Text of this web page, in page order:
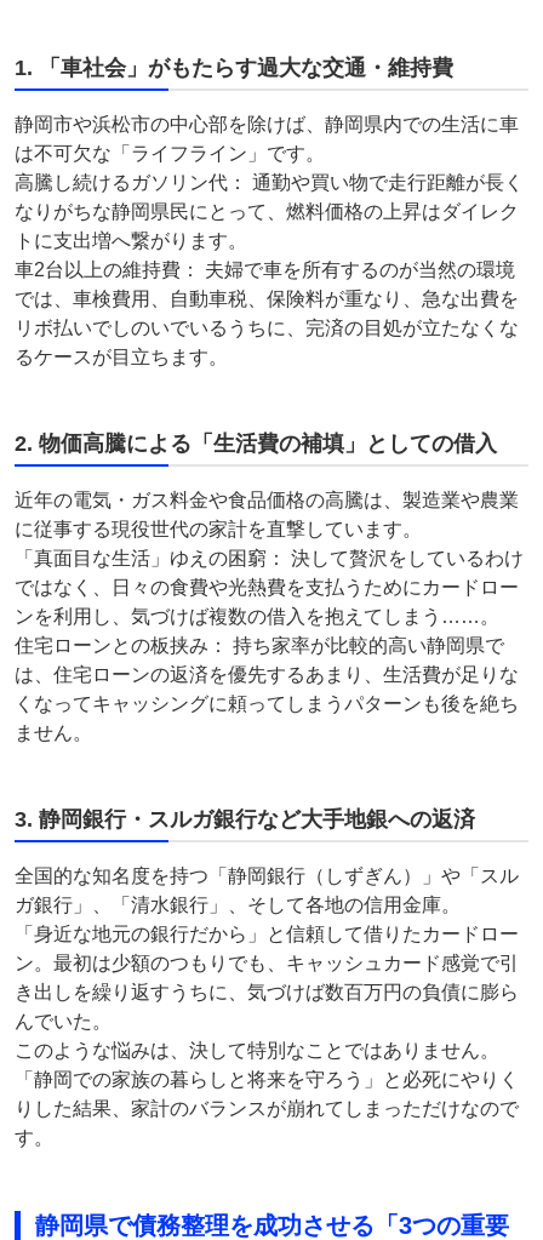
1. 「車社会」がもたらす過大な交通・維持費
静岡市や浜松市の中心部を除けば、静岡県内での生活に車
は不可欠な「ライフライン」です。
高騰し続けるガソリン代： 通勤や買い物で走行距離が長く
なりがちな静岡県民にとって、燃料価格の上昇はダイレク
トに支出増へ繋がります。
車2台以上の維持費： 夫婦で車を所有するのが当然の環境
では、車検費用、自動車税、保険料が重なり、急な出費を
リボ払いでしのいでいるうちに、完済の目処が立たなくな
るケースが目立ちます。
2. 物価高騰による「生活費の補填」としての借入
近年の電気・ガス料金や食品価格の高騰は、製造業や農業
に従事する現役世代の家計を直撃しています。
「真面目な生活」ゆえの困窮： 決して贅沢をしているわけ
ではなく、日々の食費や光熱費を支払うためにカードロー
ンを利用し、気づけば複数の借入を抱えてしまう……。
住宅ローンとの板挟み： 持ち家率が比較的高い静岡県で
は、住宅ローンの返済を優先するあまり、生活費が足りな
くなってキャッシングに頼ってしまうパターンも後を絶ち
ません。
3. 静岡銀行・スルガ銀行など大手地銀への返済
全国的な知名度を持つ「静岡銀行（しずぎん）」や「スル
ガ銀行」、「清水銀行」、そして各地の信用金庫。
「身近な地元の銀行だから」と信頼して借りたカードロー
ン。最初は少額のつもりでも、キャッシュカード感覚で引
き出しを繰り返すうちに、気づけば数百万円の負債に膨ら
んでいた。
このような悩みは、決して特別なことではありません。
「静岡での家族の暮らしと将来を守ろう」と必死にやりく
りした結果、家計のバランスが崩れてしまっただけなので
す。
静岡県で債務整理を成功させる「3つの重要